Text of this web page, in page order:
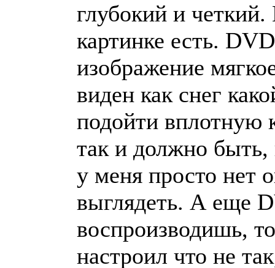
глубокий и
картинке есть.
изображение
виден как снег
подойти вплотную
так и должно
у меня просто нет
выглядеть. А еще
воспроизводишь,
настроил что не